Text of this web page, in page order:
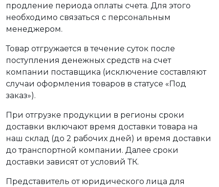
продление периода оплаты счета. Для этого
необходимо связаться с персональным
менеджером.
Товар отгружается в течение суток после
поступления денежных средств на счет
компании поставщика (исключение составляют
случаи оформления товаров в статусе «Под
заказ»).
При отгрузке продукции в регионы сроки
доставки включают время доставки товара на
наш склад (до 2 рабочих дней) и время доставки
до транспортной компании. Далее сроки
доставки зависят от условий ТК.
Представитель от юридического лица для